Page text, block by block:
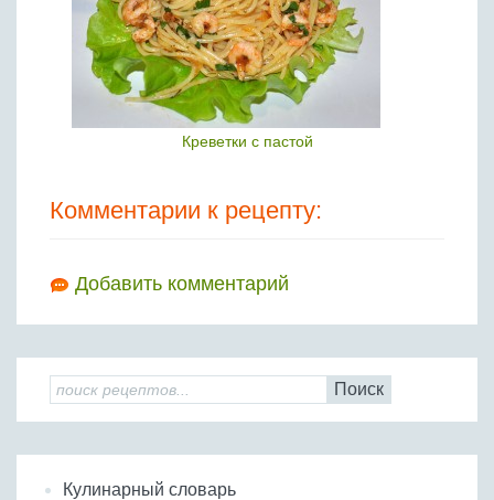
Креветки с пастой
Комментарии к рецепту:
Добавить комментарий
Поиск
Кулинарный словарь